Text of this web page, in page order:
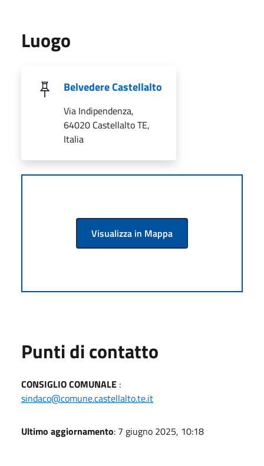
Luogo
Belvedere Castellalto
Via Indipendenza,
64020 Castellalto TE,
Italia
Visualizza in Mappa
Punti di contatto
CONSIGLIO COMUNALE :
sindaco@comune.castellalto.te.it
Ultimo aggiornamento: 7 giugno 2025, 10:18